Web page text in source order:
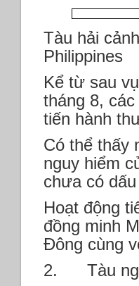
Tàu hải
Philippines
Kể từ sau
tháng 8,
tiến hành
Có thể thấy
nguy hiểm
chưa có
Hoạt động
đồng minh
Đông cùng
2. Tàu